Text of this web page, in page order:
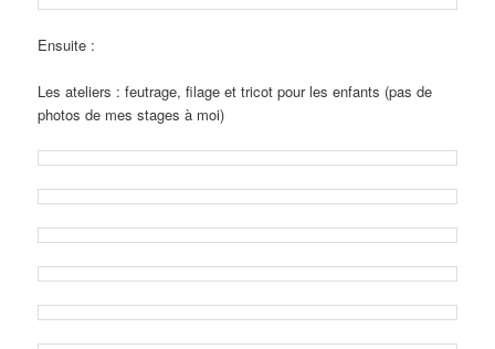
Ensuite :
Les ateliers : feutrage, filage et tricot pour les enfants (pas de
photos de mes stages à moi)